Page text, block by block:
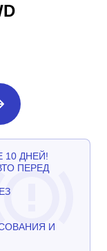
10 ДНЕЙ!
ПЕРЕД
И